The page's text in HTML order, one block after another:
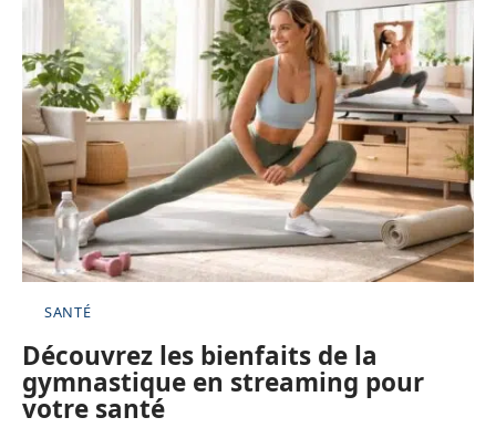
SANTÉ
Découvrez les bienfaits de la
gymnastique en streaming pour
votre santé